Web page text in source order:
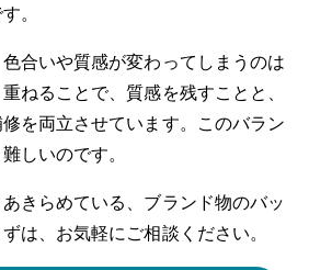
。
合いや質感が変わってしまうのは
ねることで、質感を残すことと、
を両立させています。このバラン
しいのです。
きらめている、ブランド物のバッ
は、お気軽にご相談ください。